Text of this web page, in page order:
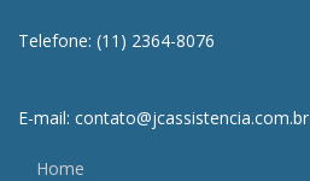
Telefone: (11) 2364-8076
E-mail: contato@jcassistencia.com.br
Home